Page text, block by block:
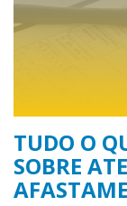
TUDO O
SOBRE